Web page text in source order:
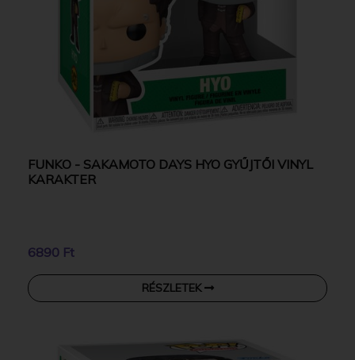
FUNKO - SAKAMOTO DAYS HYO GYŰJTŐI VINYL
KARAKTER
6890 Ft
RÉSZLETEK